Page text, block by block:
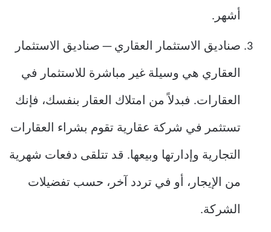
أشهر.
صناديق الاستثمار العقاري — صناديق الاستثمار
العقاري هي وسيلة غير مباشرة للاستثمار في
العقارات. فبدلاً من امتلاك العقار بنفسك، فإنك
تستثمر في شركة عقارية تقوم بشراء العقارات
التجارية وإدارتها وبيعها. قد تتلقى دفعات شهرية
من الإيجار، أو في تردد آخر، حسب تفضيلات
الشركة.